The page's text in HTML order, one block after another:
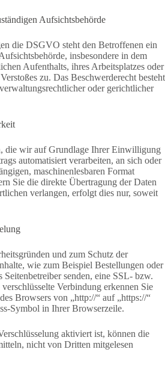
Aufsichts­behörde
die DSGVO steht den Betroffenen ein
insbesondere in dem
Aufenthalts, ihres Arbeitsplatzes oder
zu. Das Beschwerderecht besteht
oder gerichtlicher
die wir auf Grundlage Ihrer Einwilligung
automatisiert verarbeiten, an sich oder
maschinenlesbaren Format
Sie die direkte Übertragung der Daten
verlangen, erfolgt dies nur, soweit
und zum Schutz der
wie zum Beispiel Bestellungen oder
Seitenbetreiber senden, eine SSL- bzw.
Verbindung erkennen Sie
Browsers von „http://“ auf „https://“
Symbol in Ihrer Browserzeile.
aktiviert ist, können die
nicht von Dritten mitgelesen